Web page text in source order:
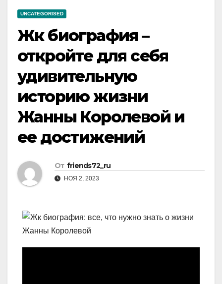
UNCATEGORISED
Жк биография –
откройте для себя
удивительную
историю жизни
Жанны Королевой и
ее достижений
От friends72_ru
НОЯ 2, 2023